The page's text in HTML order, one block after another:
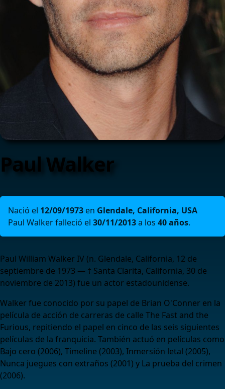
Paul Walker
Nació el 12/09/1973 en Glendale, California, USA
Paul Walker falleció el 30/11/2013a los 40 años.
Paul William Walker IV (n. Glendale, California, 12 de
septiembre de 1973 — † Santa Clarita, California, 30 de
noviembre de 2013) fue un actor estadounidense.
Walker fue conocido por su papel de Brian O'Conner en la
película de acción de carreras de calle The Fast and the
Furious, repitiendo el papel en cinco de las seis siguientes
películas de la franquicia. También actuó en películas como
Bajo cero (2006), Timeline (2003), Inmersión letal (2005),
Nunca juegues con extraños (2001) y La prueba del crimen
(2006).